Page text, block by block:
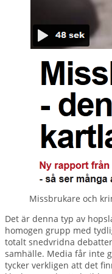
Missbrukare och
Det är denna typ av
homogen grupp med
totalt snedvridna
samhälle. Media får inte
tycker verkligen att det